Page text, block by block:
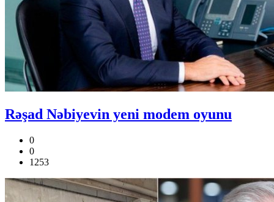
Rəşad Nəbiyevin yeni modem oyunu
0
0
1253